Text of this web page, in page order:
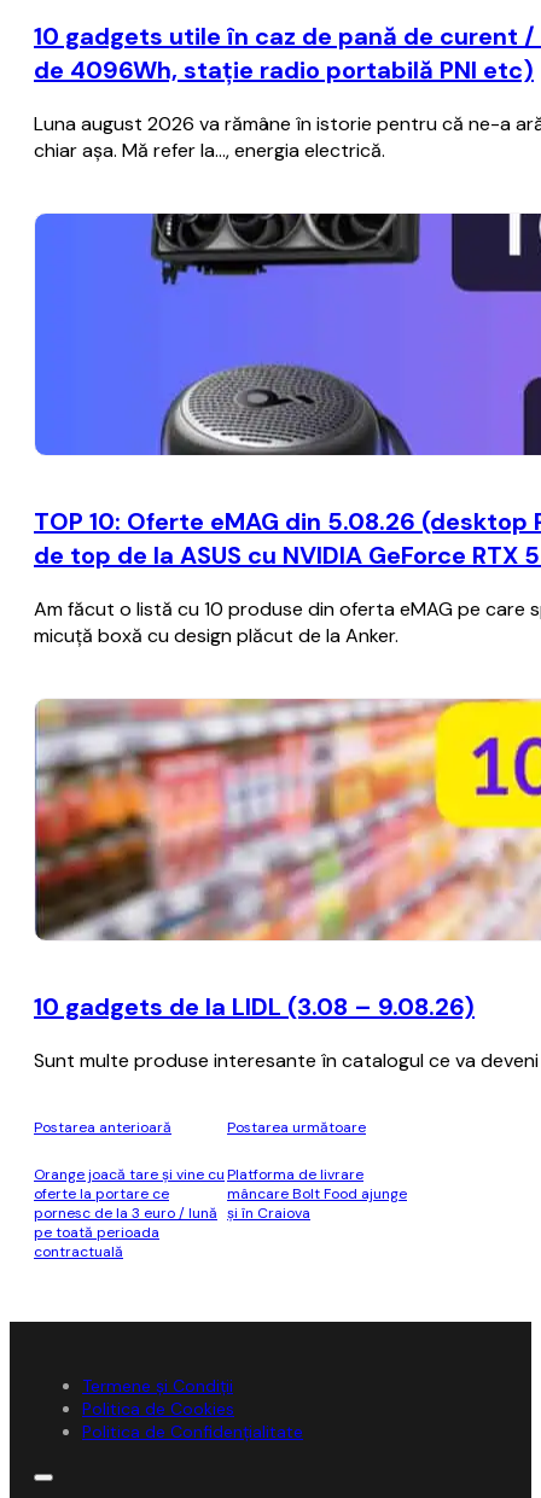
10 gadgets utile în caz de pană de
de 4096Wh, stație radio portabilă PNI etc)
Luna august 2026 va rămâne în istorie pentru că ne-a
chiar așa. Mă refer la..., energia electrică.
TOP 10: Oferte eMAG din 5.08.26
de top de la ASUS cu NVIDIA GeForce
Am făcut o listă cu 10 produse din oferta eMAG pe care
micuță boxă cu design plăcut de la Anker.
10 gadgets de la LIDL (3.08 – 9.08.26)
Sunt multe produse interesante în catalogul ce va
Postarea anterioară
Orange joacă tare şi vine cu
oferte la portare ce
pornesc de la 3 euro / lună
pe toată perioada
contractuală
Postarea următoare
Platforma de livrare
mâncare Bolt Food ajunge
şi în Craiova
Termene și Condiții
Politica de Cookies
Politica de Confidențialitate